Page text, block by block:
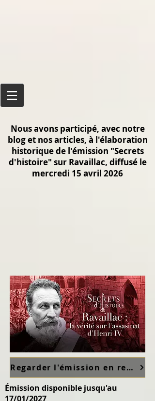
Nous avons participé, avec notre
blog et nos articles, à l'élaboration
historique de l'émission "Secrets
d'histoire" sur Ravaillac, diffusé le
mercredi 15 avril 2026
Regarder l'émission en replay sur France TV ici
Émission disponible jusqu'au
17/01/2027